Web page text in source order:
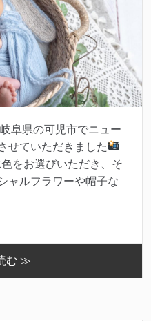
阜県の可児市でニュー
せていただきました
をお選びいただき、そ
ャルフラワーや帽子な
む ≫